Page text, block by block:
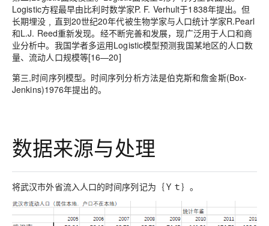
Logistic方程最早由比利时数学家P. F. Verhult于1838年提出。但
长期埋没﹐直到20世纪20年代被生物学家与人口统计学家R.Pearl
和L.J. Reed重新发现。经不断完善和发展，现广泛用于人口和商
业分析中。我国学者多运用Logistic模型预测我国某地区的人口数
量、流动人口规模等[16—20]
第三,时间序列模型。时间序列分析方法是伯克斯和詹金斯(Box-
Jenkins)1976年提出的。
数据来源与处理
将武汉市外省流入人口的时间序列记为｛Ｙｔ｝。